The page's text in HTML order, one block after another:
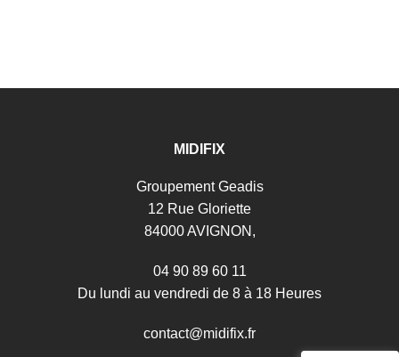
MIDIFIX
Groupement Geadis
12 Rue Gloriette
84000 AVIGNON,
04 90 89 60 11
Du lundi au vendredi de 8 à 18 Heures
contact@midifix.fr